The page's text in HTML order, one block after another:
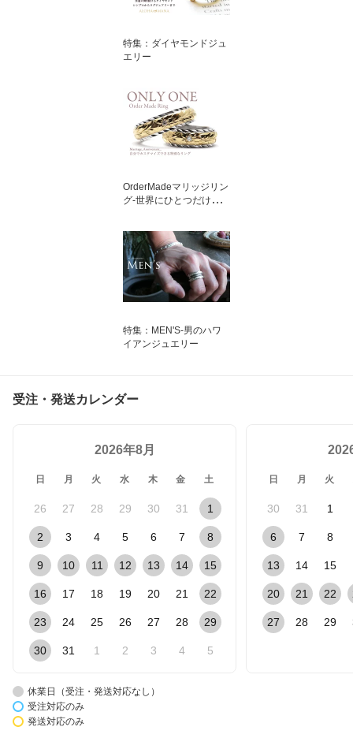
特集：ダイヤモンドジュ
エリー
OrderMadeマリッジリン
グ-世界にひとつだけのジ
特集：MEN'S-男のハワ
イアンジュエリー
受注・発送カレンダー
2026年8月
日 月 火 水 木 金 土
26 27 28 29 30 31 1
2 3 4 5 6 7 8
9 10 11 12 13 14 15
16 17 18 19 20 21 22
23 24 25 26 27 28 29
30 31 1 2 3 4 5
日 月 火
30 31 1
6 7 8
13 14 15
20 21 22
27 28 29
休業日（受注・発送対応なし）
受注対応のみ
発送対応のみ